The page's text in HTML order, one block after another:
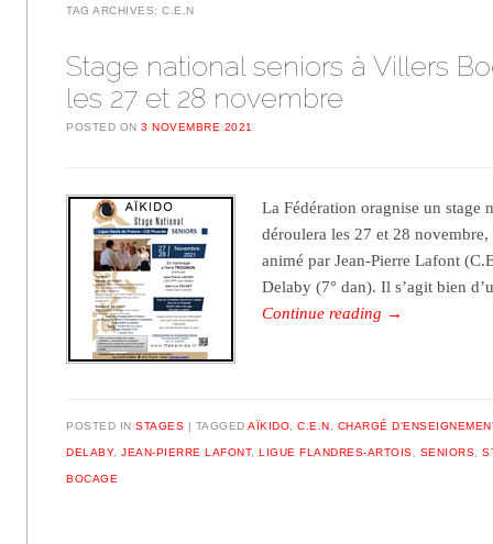
TAG ARCHIVES:C.E.N
Stage national seniors à Villers
les 27 et 28 novembre
POSTED ON3 NOVEMBRE 2021
La Fédération oragnise un stage
déroulera les 27 et 28
animé par Jean-Pierre Lafont
Delaby (7° dan). Il s’agit bien
Continue reading →
POSTED INSTAGES TAGGEDAÏKIDO ,C.E.N CHARGÉ
DELABY,JEAN-PIERRE LAFONT,LIGUE FLANDRES-ARTOIS SENIORS ,
BOCAGE